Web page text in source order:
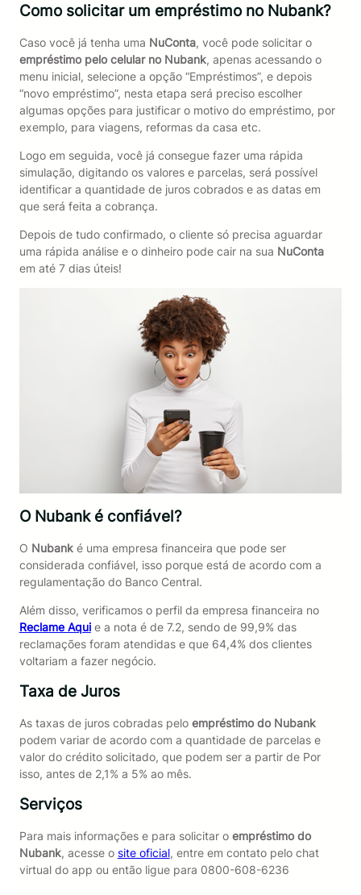
Como solicitar um empréstimo no Nubank?
Caso você já tenha uma NuConta, você pode solicitar o
empréstimo pelo celular no Nubank, apenas acessando o
menu inicial, selecione a opção “Empréstimos”, e depois
“novo empréstimo”, nesta etapa será preciso escolher
algumas opções para justificar o motivo do empréstimo, por
exemplo, para viagens, reformas da casa etc.
Logo em seguida, você já consegue fazer uma rápida
simulação, digitando os valores e parcelas, será possível
identificar a quantidade de juros cobrados e as datas em
que será feita a cobrança.
Depois de tudo confirmado, o cliente só precisa aguardar
uma rápida análise e o dinheiro pode cair na sua NuConta
em até 7 dias úteis!
O Nubank é confiável?
O Nubank é uma empresa financeira que pode ser
considerada confiável, isso porque está de acordo com a
regulamentação do Banco Central.
Além disso, verificamos o perfil da empresa financeira no
Reclame Aquie a nota é de 7.2, sendo de 99,9% das
reclamações foram atendidas e que 64,4% dos clientes
voltariam a fazer negócio.
Taxa de Juros
As taxas de juros cobradas pelo empréstimo do Nubank
podem variar de acordo com a quantidade de parcelas e
valor do crédito solicitado, que podem ser a partir de Por
isso, antes de 2,1% a 5% ao mês.
Serviços
Para mais informações e para solicitar o empréstimo do
Nubank, acesse o site oficial, entre em contato pelo chat
virtual do app ou então ligue para 0800-608-6236